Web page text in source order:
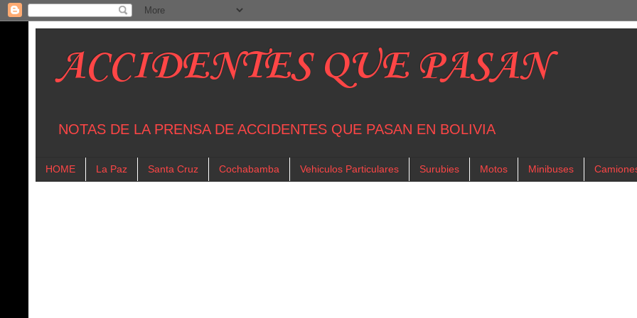
ACCIDENTES QUE PASAN
NOTAS DE LA PRENSA DE ACCIDENTES QUE PASAN EN BOLIVIA
HOME La Paz Santa Cruz Cochabamba Vehiculos Particulares Surubies Motos Minibuses